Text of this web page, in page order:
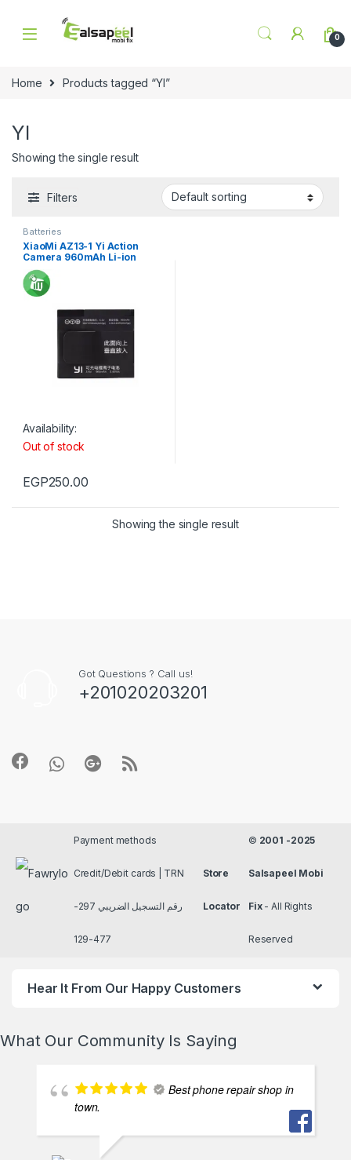
0
Home Products tagged “YI”
YI
Showing the single result
Filters
Batteries
XiaoMi AZ13-1 Yi Action
Camera 960mAh Li-ion
Back-up Battery
Availability:
Out of stock
EGP250.00
Showing the single result
Got Questions ? Call us!
+201020203201
Payment methods
Credit/Debit cards | TRN
رقم التسجيل الضريبي 297-
477-129
Store
Locator
© 2001 -2025
Salsapeel Mobi
Fix- All Rights
Reserved
Hear It From Our Happy Customers
What Our Community Is Saying
Best phone repair shop in
town.